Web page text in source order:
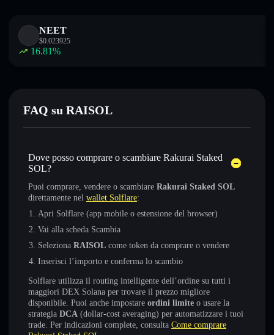
NEET
$0.023925
16.81%
FAQ su RAISOL
Dove posso comprare o scambiare Rakurai Staked
SOL?
Puoi comprare, vendere o scambiare Rakurai Staked SOL
direttamente nel wallet Solflare:
Apri Solflare (app mobile o estensione del browser)
Vai alla scheda Scambia
Seleziona RAISOL come token da comprare o vendere
Inserisci l’importo e conferma lo scambio
Solflare utilizza il routing intelligente dell’ordine su tutti i
maggiori DEX Solana per trovare il prezzo migliore
disponibile. Puoi anche impostare ordini limite o usare la
strategia DCA (dollar-cost averaging) per automatizzare i tuoi
trade. Per indicazioni complete, consulta Come comprare